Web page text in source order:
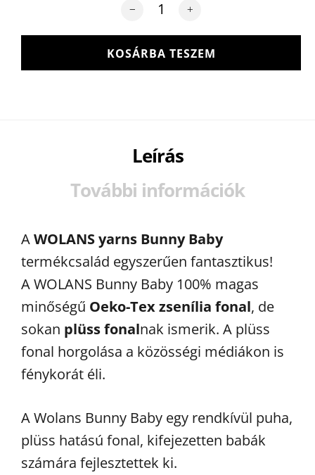
Wolans Bunny Baby plüssfonal - 46
KOSÁRBA TESZEM
Leírás
További információk
AWOLANS yarns Bunny Baby
termékcsalád egyszerűen fantasztikus!
A WOLANS Bunny Baby 100% magas
minőségű Oeko-Tex zsenília fonal, de
sokan plüss fonalnak ismerik. A plüss
fonal horgolása a közösségi médiákon is
fénykorát éli.
A Wolans Bunny Baby egy rendkívül puha,
plüss hatású fonal, kifejezetten babák
számára fejlesztettek ki.